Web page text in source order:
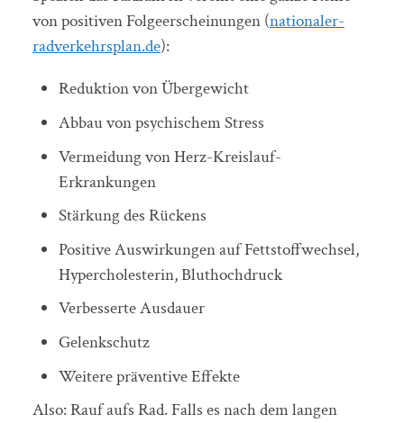
von positiven Folgeerscheinungen (nationaler-
radverkehrsplan.de):
Reduktion von Übergewicht
Abbau von psychischem Stress
Vermeidung von Herz-Kreislauf-
Erkrankungen
Stärkung des Rückens
Positive Auswirkungen auf Fettstoffwechsel,
Hypercholesterin, Bluthochdruck
Verbesserte Ausdauer
Gelenkschutz
Weitere präventive Effekte
Also: Rauf aufs Rad. Falls es nach dem langen